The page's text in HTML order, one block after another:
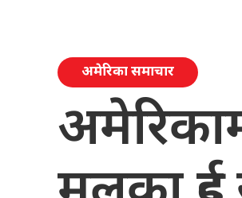
अमेरिका समाचार